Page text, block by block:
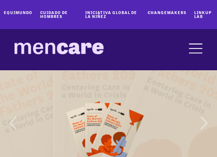
EQUIMUNDO CUIDADO DE
HOMBRES
INICIATIVA GLOBAL DE
LA NIÑEZ
CHANGEMAKERS LINKUP
LAB